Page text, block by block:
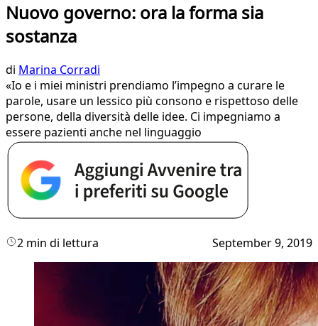
Nuovo governo: ora la forma sia
sostanza
di Marina Corradi
«Io e i miei ministri prendiamo l’impegno a curare le
parole, usare un lessico più consono e rispettoso delle
persone, della diversità delle idee. Ci impegniamo a
essere pazienti anche nel linguaggio
2 min di lettura September 9, 2019